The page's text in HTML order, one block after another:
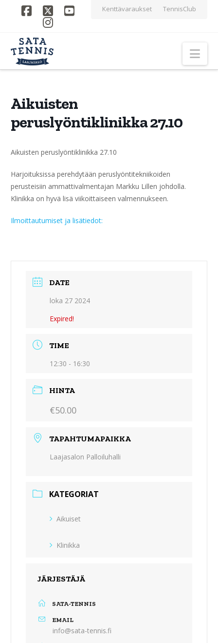
Kenttävaraukset TennisClub
Facebook
X YouTube
Instagram
Aikuisten
peruslyöntiklinikka 27.10
Aikuisten peruslyöntiklinikka 27.10
Harjoituksissa perehdytään peruslyöntitekniikoiden
perusteisiin ammattivalmentajan Markku Lillen johdolla.
Klinikka on hyvä lisä viikoittaiseen valmennukseen.
Ilmoittautumiset ja lisätiedot:
DATE
loka 27 2024
Expired!
TIME
12:30 - 16:30
HINTA
€50.00
TAPAHTUMAPAIKKA
Laajasalon Palloiluhalli
KATEGORIAT
Aikuiset
Klinikka
JÄRJESTÄJÄ
SATA-TENNIS
EMAIL
info@sata-tennis.fi